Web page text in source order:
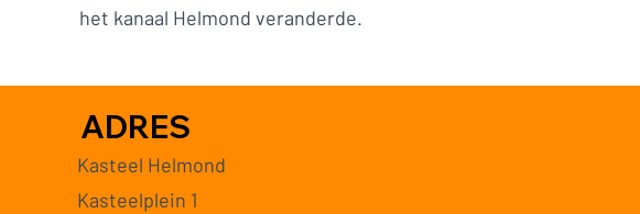
het kanaal Helmond veranderde.
ADRES
Kasteel Helmond
Kasteelplein 1